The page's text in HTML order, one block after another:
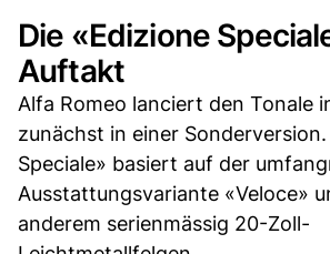
Die «Edizione
Auftakt
Alfa Romeo lanciert den Tonale
zunächst in einer
Speciale» basiert auf der
Ausstattungsvariante «Veloce»
anderem serienmässig 20-Zoll-